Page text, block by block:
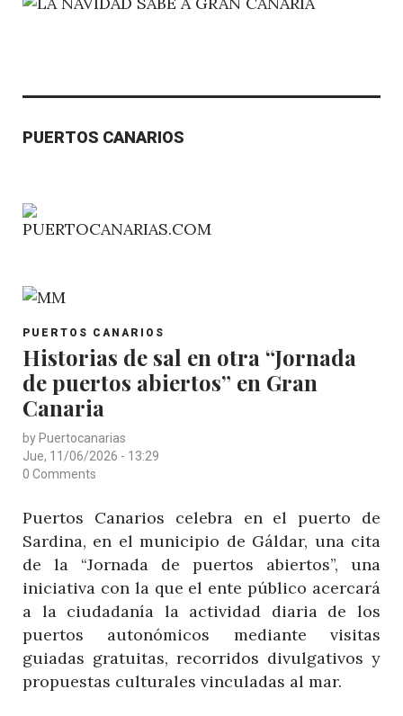
PUERTOS CANARIOS
POST
PUERTOS CANARIOS
Historias de sal en otra “Jornada
de puertos abiertos” en Gran
Canaria
by Puertocanarias
Jue, 11/06/2026 - 13:29
0 Comments
Puertos Canarios celebra en el puerto de
Sardina, en el municipio de Gáldar, una cita
de la “Jornada de puertos abiertos”, una
iniciativa con la que el ente público acercará
a la ciudadanía la actividad diaria de los
puertos autonómicos mediante visitas
guiadas gratuitas, recorridos divulgativos y
propuestas culturales vinculadas al mar.